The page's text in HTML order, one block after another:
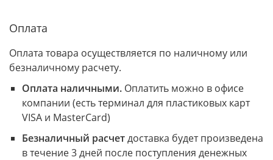
Оплата
Оплата товара осуществляется по наличному или
безналичному расчету.
Оплата наличными. Оплатить можно в офисе
компании (есть терминал для пластиковых карт
VISA и MasterCard)
Безналичный расчетдоставка будет произведена
в течение 3 дней после поступления денежных